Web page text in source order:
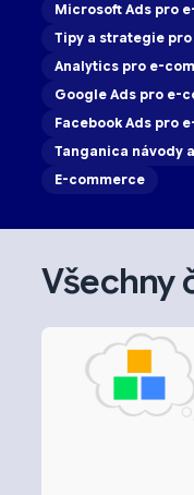
Microsoft Ads pro
Tipy a strategie
Analytics pro e-
Google Ads pro e-
Facebook Ads pro
Tanganica návody
E-commerce
Všechny